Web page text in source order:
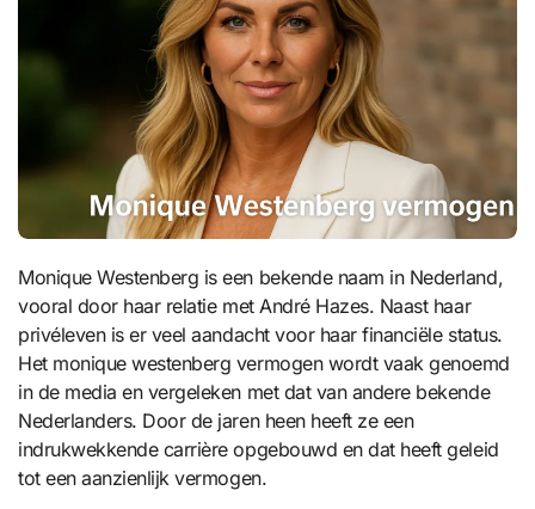
Monique Westenberg is een bekende naam in Nederland,
vooral door haar relatie met André Hazes. Naast haar
privéleven is er veel aandacht voor haar financiële status.
Het monique westenberg vermogen wordt vaak genoemd
in de media en vergeleken met dat van andere bekende
Nederlanders. Door de jaren heen heeft ze een
indrukwekkende carrière opgebouwd en dat heeft geleid
tot een aanzienlijk vermogen.